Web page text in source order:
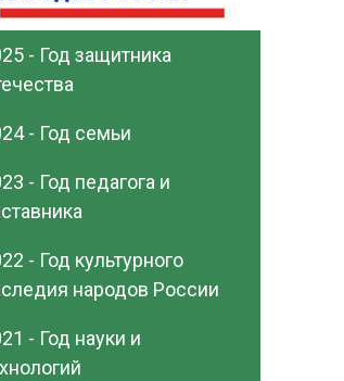
- Год защитника
- Год семьи
- Год педагога и
- Год культурного
народов России
- Год науки и